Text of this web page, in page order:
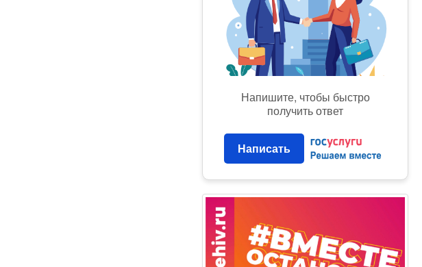
Напишите, чтобы быстро
получить ответ
Написать